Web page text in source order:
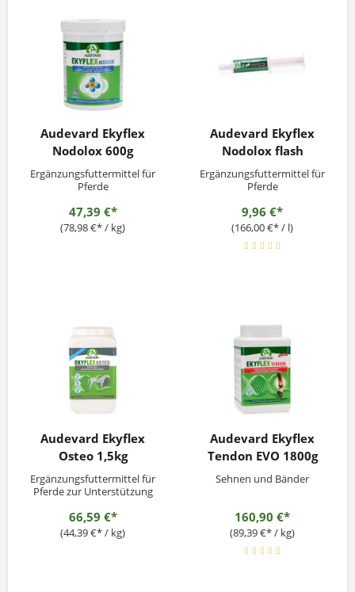
Audevard Ekyflex
Nodolox 600g
Ergänzungsfuttermittel für
Pferde
47,39 €*
(78,98 €* / kg)
Audevard Ekyflex
Nodolox flash
Ergänzungsfuttermittel für
Pferde
9,96 €*
(166,00 €* / l)
Audevard Ekyflex
Osteo 1,5kg
Ergänzungsfuttermittel für
Pferde zur Unterstützung
Knochen.Fütterungsempfehl
ung:1 Messbecher = 50g vom
Produkt. • Ausgewachsenes
66,59 €*
(44,39 €* / kg)
Audevard Ekyflex
Tendon EVO 1800g
Sehnen und Bänder
160,90 €*
(89,39 €* / kg)